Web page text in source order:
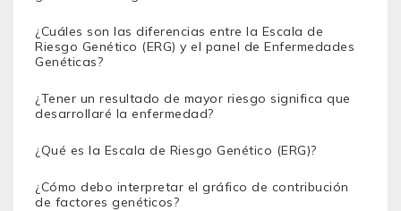
¿Cuáles son las diferencias entre la Escala de
Riesgo Genético (ERG) y el panel de Enfermedades
Genéticas?
¿Tener un resultado de mayor riesgo significa que
desarrollaré la enfermedad?
¿Qué es la Escala de Riesgo Genético (ERG)?
¿Cómo debo interpretar el gráfico de contribución
de factores genéticos?